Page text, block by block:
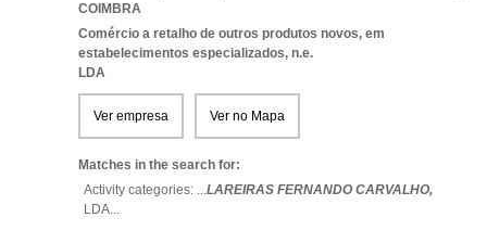
COIMBRA
Comércio a retalho de outros produtos novos, em
estabelecimentos especializados, n.e.
LDA
Ver empresa Ver no Mapa
Matches in the search for:
Activity categories: ...LAREIRAS FERNANDO CARVALHO,
LDA...